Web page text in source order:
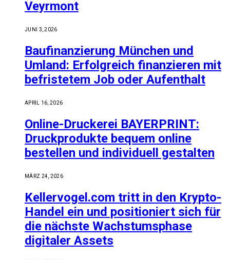
Veyrmont
JUNI 3, 2026
Baufinanzierung München und
Umland: Erfolgreich finanzieren mit
befristetem Job oder Aufenthalt
APRIL 16, 2026
Online-Druckerei BAYERPRINT:
Druckprodukte bequem online
bestellen und individuell gestalten
MÄRZ 24, 2026
Kellervogel.com tritt in den Krypto-
Handel ein und positioniert sich für
die nächste Wachstumsphase
digitaler Assets